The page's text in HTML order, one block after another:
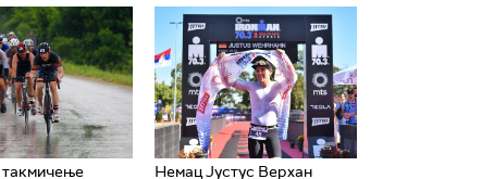
Немац Јустус Верхан